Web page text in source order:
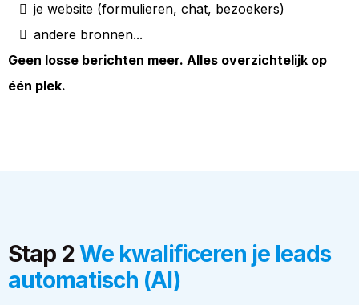
je website (formulieren, chat, bezoekers)
andere bronnen...
Geen losse berichten meer. Alles overzichtelijk op
één plek.
Stap 2We kwalificeren je leads
automatisch (AI)